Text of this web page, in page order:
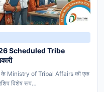
Scheduled Tribe
Ministry of Tribal Affairs की एक
विशेष रूप…